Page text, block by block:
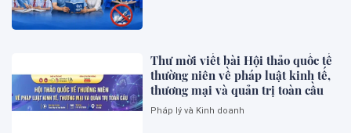
Thư mời viết bài Hội thảo quốc tế
thường niên về pháp luật kinh tế,
thương mại và quản trị toàn cầu
Pháp lý và Kinh doanh